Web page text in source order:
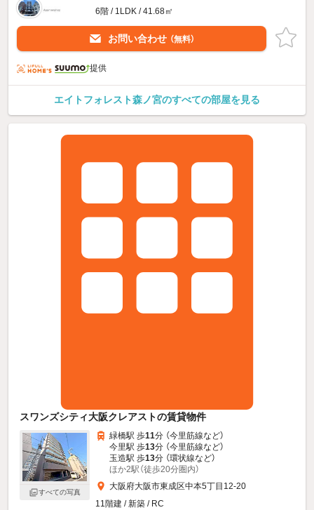
6階 / 1LDK / 41.68㎡
お問い合わせ （無料）
提供
エイトフォレスト森ノ宮のすべての部屋を見る
スワンズシティ大阪クレアストの賃貸物件
すべての写真
緑橋駅 歩11分 （今里筋線など）
今里駅 歩13分 （今里筋線など）
玉造駅 歩13分 （環状線など）
ほか2駅（徒歩20分圏内）
大阪府大阪市東成区中本5丁目12-20
11階建 / 新築 / RC